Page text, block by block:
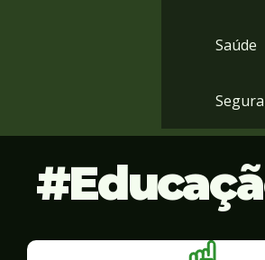
Saúde